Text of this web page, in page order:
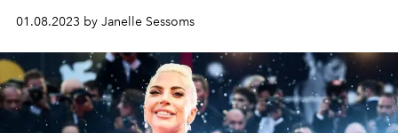
01.08.2023 by Janelle Sessoms